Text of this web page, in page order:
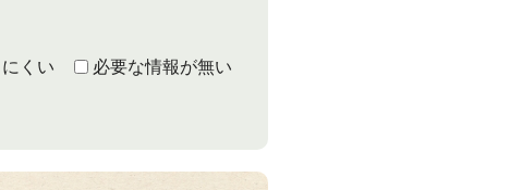
くい 必要な情報が無い